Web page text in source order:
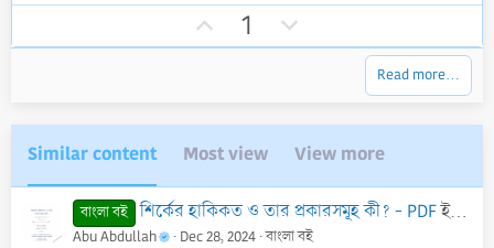
r
(
s
p
t
e
1
o
v
o
t
e
Read more…
Similar content Most view View more
বাংলা বই শির্কের হাকিকত ও তার প্রকারসমূহ কী? - PDFইসলাম কিউ.এ
Abu Abdullah Dec 28, 2024 বাংলা বই